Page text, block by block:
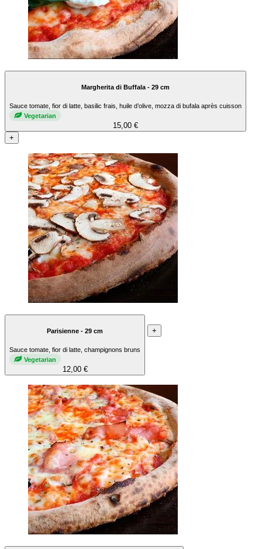
Margherita di Buffala - 29 cm
Sauce tomate, fior di latte, basilic frais, huile d’olive, mozza di bufala après cuisson
Vegetarian
15,00 €
+
Parisienne - 29 cm
Sauce tomate, fior di latte, champignons bruns
Vegetarian
12,00 €
+